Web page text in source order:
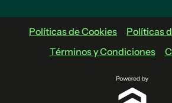
Políticas de Cookies
Políticas
Términos y Condiciones